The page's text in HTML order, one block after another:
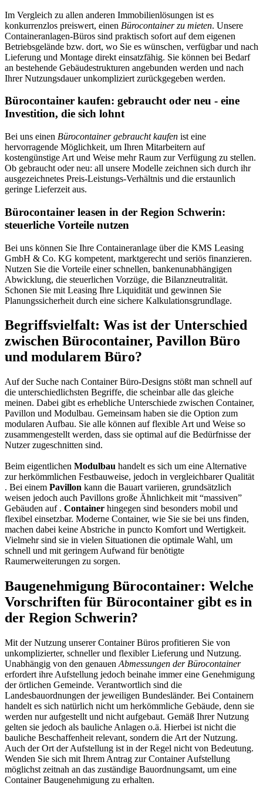
Im Vergleich zu allen anderen Immobilienlösungen ist es
konkurrenzlos preiswert, einen Bürocontainer zu mieten. Unsere
Containeranlagen-Büros sind praktisch sofort auf dem eigenen
Betriebsgelände bzw. dort, wo Sie es wünschen, verfügbar und nach
Lieferung und Montage direkt einsatzfähig. Sie können bei Bedarf
an bestehende Gebäudestrukturen angebunden werden und nach
Ihrer Nutzungsdauer unkompliziert zurückgegeben werden.
Bürocontainer kaufen: gebraucht oder neu - eine
Investition, die sich lohnt
Bei uns einen Bürocontainer gebraucht kaufen ist eine
hervorragende Möglichkeit, um Ihren Mitarbeitern auf
kostengünstige Art und Weise mehr Raum zur Verfügung zu stellen.
Ob gebraucht oder neu: all unsere Modelle zeichnen sich durch ihr
ausgezeichnetes Preis-Leistungs-Verhältnis und die erstaunlich
geringe Lieferzeit aus.
Bürocontainer leasen in der Region Schwerin:
steuerliche Vorteile nutzen
Bei uns können Sie Ihre Containeranlage über die KMS Leasing
GmbH & Co. KG kompetent, marktgerecht und seriös finanzieren.
Nutzen Sie die Vorteile einer schnellen, bankenunabhängigen
Abwicklung, die steuerlichen Vorzüge, die Bilanzneutralität.
Schonen Sie mit Leasing Ihre Liquidität und gewinnen Sie
Planungssicherheit durch eine sichere Kalkulationsgrundlage.
Begriffsvielfalt: Was ist der Unterschied
zwischen Bürocontainer, Pavillon Büro
und modularem Büro?
Auf der Suche nach Container Büro-Designs stößt man schnell auf
die unterschiedlichsten Begriffe, die scheinbar alle das gleiche
meinen. Dabei gibt es erhebliche Unterschiede zwischen Container,
Pavillon und Modulbau. Gemeinsam haben sie die Option zum
modularen Aufbau. Sie alle können auf flexible Art und Weise so
zusammengestellt werden, dass sie optimal auf die Bedürfnisse der
Nutzer zugeschnitten sind.
Beim eigentlichen Modulbau handelt es sich um eine Alternative
zur herkömmlichen Festbauweise, jedoch in vergleichbarer Qualität
. Bei einem Pavillon kann die Bauart variieren, grundsätzlich
weisen jedoch auch Pavillons große Ähnlichkeit mit “massiven”
Gebäuden auf . Container hingegen sind besonders mobil und
flexibel einsetzbar. Moderne Container, wie Sie sie bei uns finden,
machen dabei keine Abstriche in puncto Komfort und Wertigkeit.
Vielmehr sind sie in vielen Situationen die optimale Wahl, um
schnell und mit geringem Aufwand für benötigte
Raumerweiterungen zu sorgen.
Baugenehmigung Bürocontainer: Welche
Vorschriften für Bürocontainer gibt es in
der Region Schwerin?
Mit der Nutzung unserer Container Büros profitieren Sie von
unkomplizierter, schneller und flexibler Lieferung und Nutzung.
Unabhängig von den genauen Abmessungen der Bürocontainer
erfordert ihre Aufstellung jedoch beinahe immer eine Genehmigung
der örtlichen Gemeinde. Verantwortlich sind die
Landesbauordnungen der jeweiligen Bundesländer. Bei Containern
handelt es sich natürlich nicht um herkömmliche Gebäude, denn sie
werden nur aufgestellt und nicht aufgebaut. Gemäß Ihrer Nutzung
gelten sie jedoch als bauliche Anlagen o.ä. Hierbei ist nicht die
bauliche Beschaffenheit relevant, sondern die Art der Nutzung.
Auch der Ort der Aufstellung ist in der Regel nicht von Bedeutung.
Wenden Sie sich mit Ihrem Antrag zur Container Aufstellung
möglichst zeitnah an das zuständige Bauordnungsamt, um eine
Container Baugenehmigung zu erhalten.